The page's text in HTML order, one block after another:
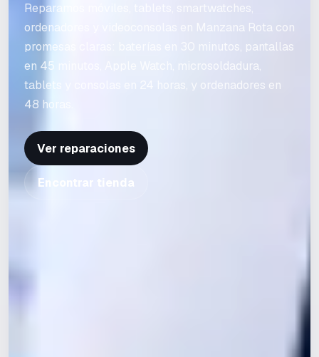
Reparamos móviles, tablets, smartwatches,
ordenadores y videoconsolas en Manzana Rota con
promesas claras: baterías en 30 minutos, pantallas
en 45 minutos, Apple Watch, microsoldadura,
tablets y consolas en 24 horas, y ordenadores en
48 horas.
Ver reparaciones
Encontrar tienda